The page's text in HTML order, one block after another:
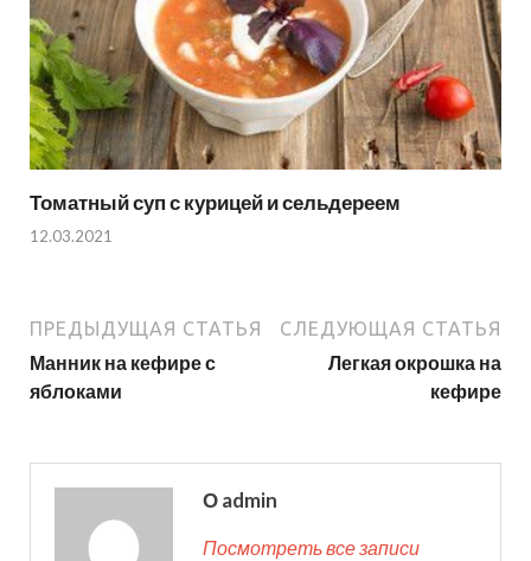
Томатный суп с курицей и сельдереем
12.03.2021
ПРЕДЫДУЩАЯ СТАТЬЯ
Манник на кефире с
яблоками
СЛЕДУЮЩАЯ СТАТЬЯ
Легкая окрошка на
кефире
О admin
Посмотреть все записи